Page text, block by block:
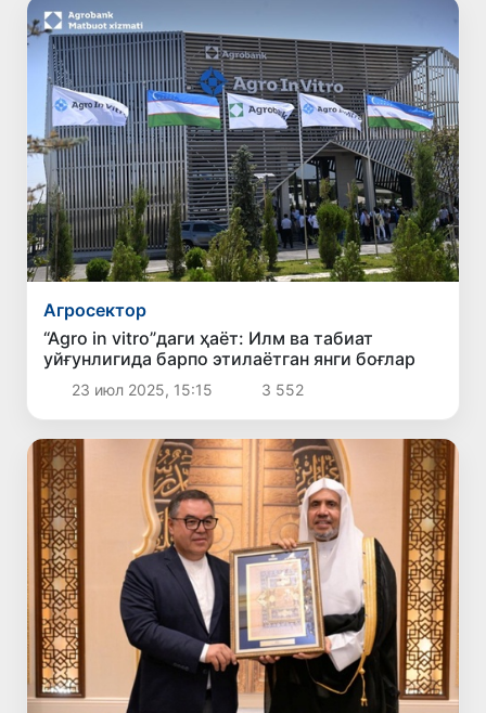
Агросектор
“Agro in vitro”даги ҳаёт: Илм ва табиат
уйғунлигида барпо этилаётган янги боғлар
23 июл 2025, 15:15 3 552